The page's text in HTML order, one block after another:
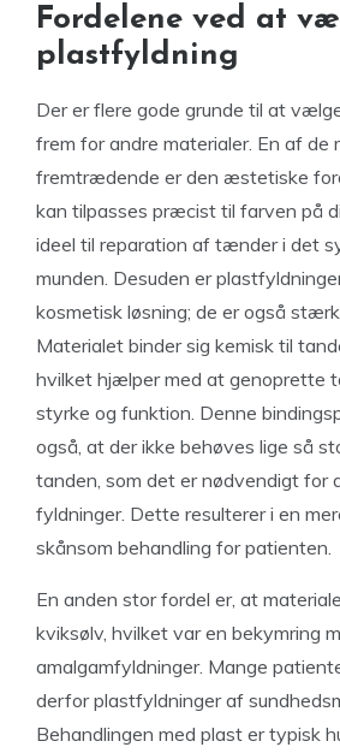
Fordelene ved at
plastfyldning
Der er flere gode grunde til at
frem for andre materialer. En af de
fremtrædende er den æstetiske
kan tilpasses præcist til farven på
ideel til reparation af tænder i det
munden. Desuden er
kosmetisk løsning; de er også
Materialet binder sig kemisk til
hvilket hjælper med at genoprette
styrke og funktion. Denne
også, at der ikke behøves lige så
tanden, som det er nødvendigt for
fyldninger. Dette resulterer i en
skånsom behandling for patienten.
En anden stor fordel er, at
kviksølv, hvilket var en bekymring
amalgamfyldninger. Mange
derfor plastfyldninger af
Behandlingen med plast er typisk